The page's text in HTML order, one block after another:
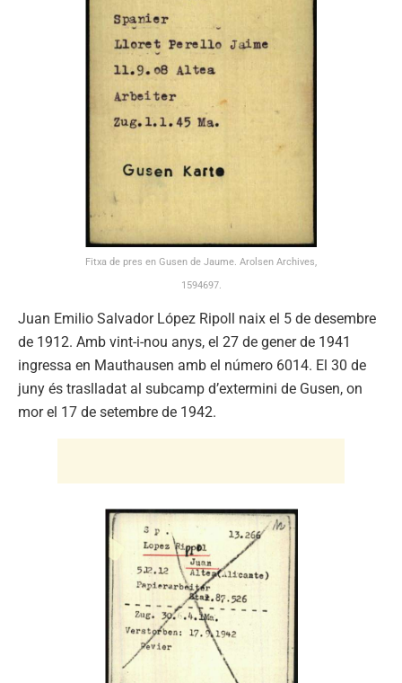
Fitxa de pres en Gusen de Jaume. Arolsen Archives,
1594697.
Juan Emilio Salvador López Ripoll naix el 5 de desembre
de 1912. Amb vint-i-nou anys, el 27 de gener de 1941
ingressa en Mauthausen amb el número 6014. El 30 de
juny és traslladat al subcamp d’extermini de Gusen, on
mor el 17 de setembre de 1942.